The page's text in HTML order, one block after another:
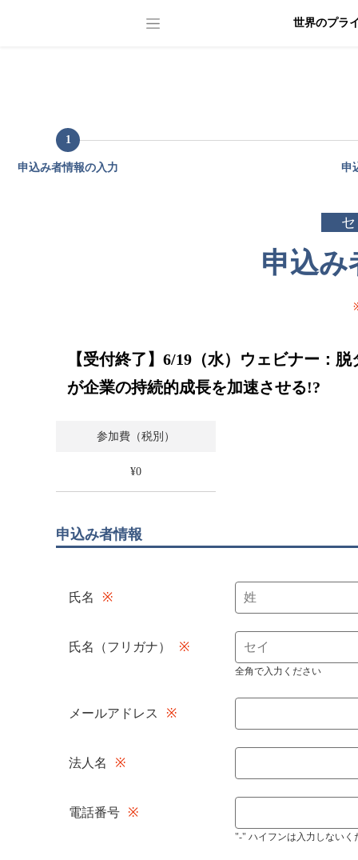
世界のプラ
1
申込み者情報の入力 申
申込み
【受付終了】6/19（水）ウェビナー：
が企業の持続的成長を加速させる!?
参加費（税別）
¥0
申込み者情報
氏名
氏名（フリガナ）
全角で入力ください
メールアドレス
法人名
電話番号
"-" ハイフンは入力しないく